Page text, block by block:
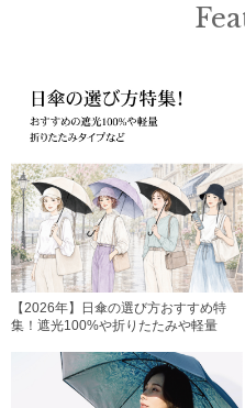
【2026年】日傘の選び方おすすめ特
集！遮光100%や折りたたみや軽量